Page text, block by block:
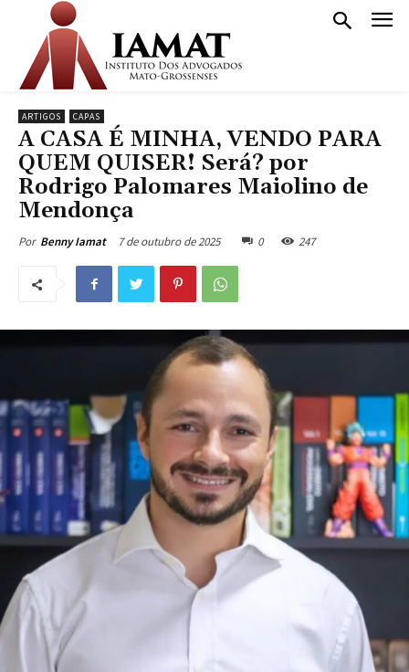
ARTIGOS CAPAS
A CASA É MINHA, VENDO PARA
QUEM QUISER! Será? por
Rodrigo Palomares Maiolino de
Mendonça
Por Benny Iamat 7 de outubro de 2025 0 247